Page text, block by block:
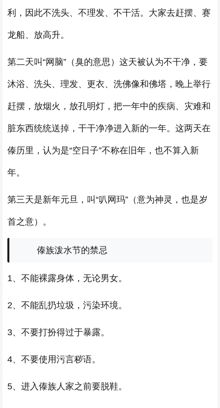
利，因此不洗头、不理发、不干活。大家去赶摆、赛
龙船、放高升。
第二天叫“网脑”（臭的意思）这天被认为不干净，要
沐浴、洗头、理发、更衣、洗佛像和佛塔，晚上举行
赶摆，放烟火，放孔明灯，把一年中的疾病、灾难和
脏东西统统送掉，干干净净进入新的一年。这两天在
傣历里，认为是“空日子”不称在旧年，也不算入新
年。
第三天是新年元旦，叫“叭网玛”（意为神灵，也是岁
首之意）。
傣族泼水节的禁忌
1、不能裸露身体，无论男女。
2、不能乱扔垃圾，污染环境。
3、不要打扮得过于暴露。
4、不要使用污言秽语。
5、进入傣族人家之前要脱鞋。